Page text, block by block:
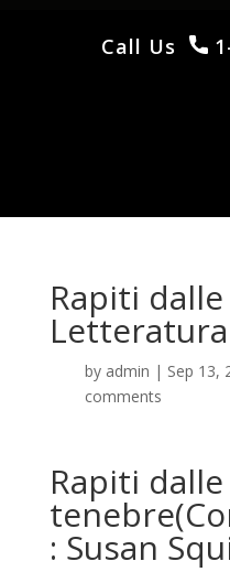
Call Us
Rapiti
by admin | Sep 13,
comments
Rapiti dalle
: Susan